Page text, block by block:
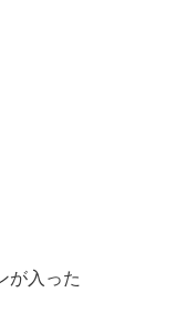
が入った